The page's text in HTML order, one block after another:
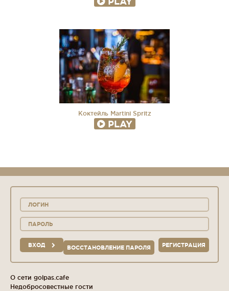
Коктейль Martini Spritz
PLAY
ВХОД РЕГИСТРАЦИЯ
ВОССТАНОВЛЕНИЕ ПАРОЛЯ
О сети golpas.cafe
Недобросовестные гости